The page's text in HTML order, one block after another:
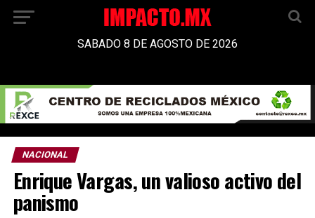
SABADO 8 DE AGOSTO DE 2026
NACIONAL
Enrique Vargas, un valioso activo del
panismo